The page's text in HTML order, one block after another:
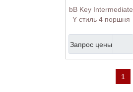
bB Key Intermediate
Y стиль 4 поршня
Запрос цены
1